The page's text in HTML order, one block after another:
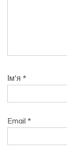
Ім'я *
Email *